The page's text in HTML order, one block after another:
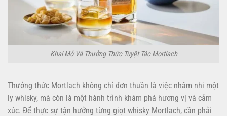
Khai Mở Và Thưởng Thức Tuyệt Tác Mortlach
Thưởng thức Mortlach không chỉ đơn thuần là việc nhâm nhi một
ly whisky, mà còn là một hành trình khám phá hương vị và cảm
xúc. Để thực sự tận hưởng từng giọt whisky Mortlach, cần phải